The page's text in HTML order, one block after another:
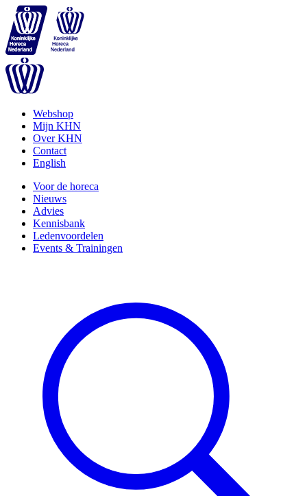
Webshop
Mijn KHN
Over KHN
Contact
English
Voor de horeca
Nieuws
Advies
Kennisbank
Ledenvoordelen
Events & Trainingen